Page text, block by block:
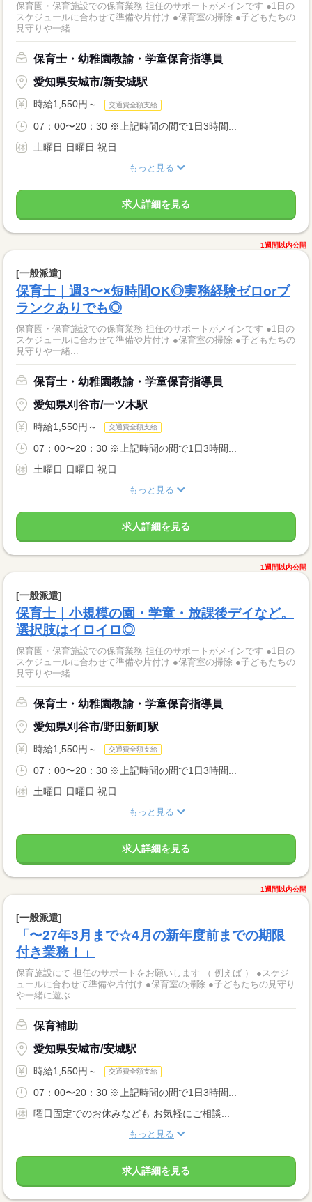
保育園・保育施設での保育業務 担任のサポートがメインです ●1日の
スケジュールに合わせて準備や片付け ●保育室の掃除 ●子どもたちの
見守りや一緒...
保育士・幼稚園教諭・学童保育指導員
愛知県安城市/新安城駅
時給1,550円～ 交通費全額支給
07：00〜20：30 ※上記時間の間で1日3時間...
土曜日 日曜日 祝日
もっと見る
求人詳細を見る
1週間以内公開
[一般派遣]
保育士｜週3〜×短時間OK◎実務経験ゼロorブ
ランクありでも◎
保育園・保育施設での保育業務 担任のサポートがメインです ●1日の
スケジュールに合わせて準備や片付け ●保育室の掃除 ●子どもたちの
見守りや一緒...
保育士・幼稚園教諭・学童保育指導員
愛知県刈谷市/一ツ木駅
時給1,550円～ 交通費全額支給
07：00〜20：30 ※上記時間の間で1日3時間...
土曜日 日曜日 祝日
もっと見る
求人詳細を見る
1週間以内公開
[一般派遣]
保育士｜小規模の園・学童・放課後デイなど。
選択肢はイロイロ◎
保育園・保育施設での保育業務 担任のサポートがメインです ●1日の
スケジュールに合わせて準備や片付け ●保育室の掃除 ●子どもたちの
見守りや一緒...
保育士・幼稚園教諭・学童保育指導員
愛知県刈谷市/野田新町駅
時給1,550円～ 交通費全額支給
07：00〜20：30 ※上記時間の間で1日3時間...
土曜日 日曜日 祝日
もっと見る
求人詳細を見る
1週間以内公開
[一般派遣]
「〜27年3月まで☆4月の新年度前までの期限
付き業務！」
保育施設にて 担任のサポートをお願いします （ 例えば ） ●スケジ
ュールに合わせて準備や片付け ●保育室の掃除 ●子どもたちの見守り
や一緒に遊ぶ...
保育補助
愛知県安城市/安城駅
時給1,550円～ 交通費全額支給
07：00〜20：30 ※上記時間の間で1日3時間...
曜日固定でのお休みなども お気軽にご相談...
もっと見る
求人詳細を見る